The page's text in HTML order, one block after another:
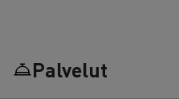
Palvelut